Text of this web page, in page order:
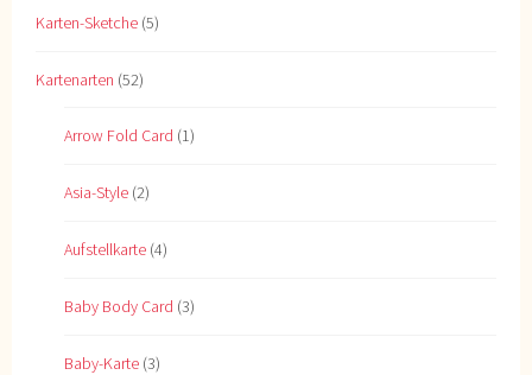
Karten-Sketche (5)
Kartenarten (52)
Arrow Fold Card (1)
Asia-Style (2)
Aufstellkarte (4)
Baby Body Card (3)
Baby-Karte (3)